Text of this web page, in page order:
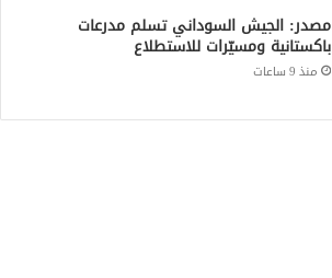
مصدر: الجيش السوداني تسلم مدرعات
باكستانية ومسيّرات للاستطلاع
منذ 9 ساعات